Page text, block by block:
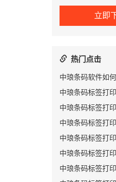
立即
热门点击
中琅条码软件如